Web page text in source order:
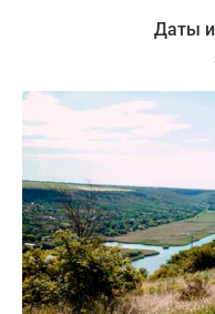
Даты